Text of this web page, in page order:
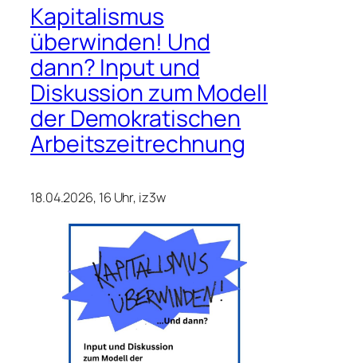
Kapitalismus
überwinden! Und
dann? Input und
Diskussion zum Modell
der Demokratischen
Arbeitszeitrechnung
18.04.2026, 16 Uhr, iz3w